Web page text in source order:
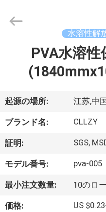
製
品
わ
た
し
Macromolecule
水溶性解
PVA水溶
起源の場所: 江苏,中国
ブランド名: CLLZY
証明: SGS,
モデル番号: pva-005
最小注文数量: 10のロ
価格: US